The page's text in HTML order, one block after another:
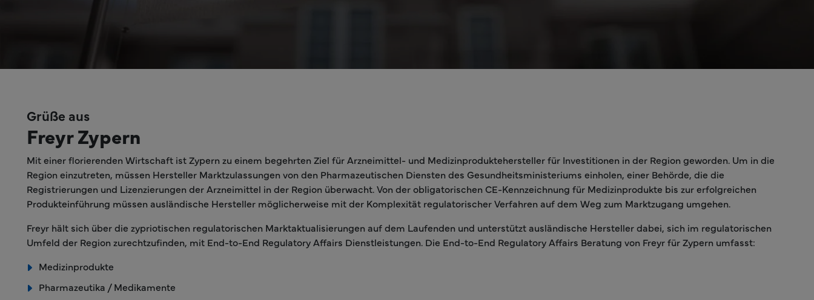
Grüße aus
Freyr Zypern
Mit einer florierenden Wirtschaft ist Zypern zu einem begehrten Ziel für Arzneimittel- und Medizinproduktehersteller für Investitionen in der Region geworden. Um in die
Region einzutreten, müssen Hersteller Marktzulassungen von den Pharmazeutischen Diensten des Gesundheitsministeriums einholen, einer Behörde, die die
Registrierungen und Lizenzierungen der Arzneimittel in der Region überwacht. Von der obligatorischen CE-Kennzeichnung für Medizinprodukte bis zur erfolgreichen
Produkteinführung müssen ausländische Hersteller möglicherweise mit der Komplexität regulatorischer Verfahren auf dem Weg zum Marktzugang umgehen.
Freyr hält sich über die zypriotischen regulatorischen Marktaktualisierungen auf dem Laufenden und unterstützt ausländische Hersteller dabei, sich im regulatorischen
Umfeld der Region zurechtzufinden, mit End-to-End Regulatory Affairs Dienstleistungen. Die End-to-End Regulatory Affairs Beratung von Freyr für Zypern umfasst:
Medizinprodukte
Pharmazeutika / Medikamente